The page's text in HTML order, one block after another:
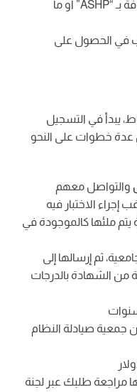
Health-System Pharmacists المعروفة بـ “ASHP” أو ما
في الحصول على
يبدأ في التسجيل
عدة خطوات على النحو
والتواصل معهم
الاختبار فيه
ملئها كالموجودة في
ثم إرسالها إلى
من الشهادة بالدرجات
جمعية صيادلة النظام
يومًا، يتم خلالها مراجعة طلبك عبر لجنة